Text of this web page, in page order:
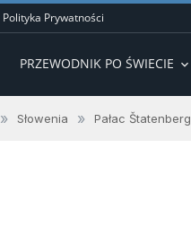
Polityka Prywatności
PRZEWODNIK PO ŚWIECIE expand_more
» Słowenia » Pałac Štatenberg